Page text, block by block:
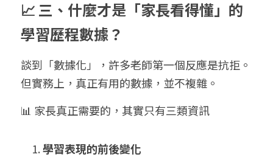
📈 三、什麼才是「家長看得懂」的
學習歷程數據？
談到「數據化」，許多老師第一個反應是抗拒。
但實務上，真正有用的數據，並不複雜。
📊 家長真正需要的，其實只有三類資訊
學習表現的前後變化